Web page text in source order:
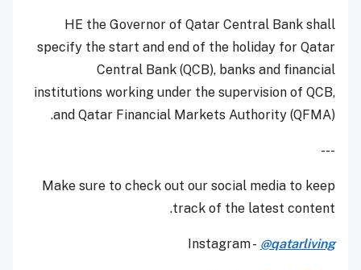
HE the Governor of Qatar Central Bank shall
specify the start and end of the holiday for Qatar
Central Bank (QCB), banks and financial
institutions working under the supervision of QCB,
and Qatar Financial Markets Authority (QFMA).
---
Make sure to check out our social media to keep
track of the latest content.
Instagram - @qatarliving